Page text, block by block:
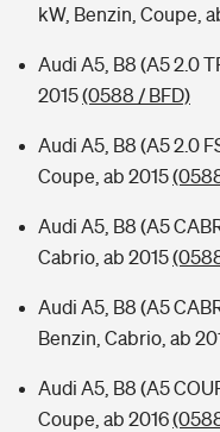
kW, Benzin, Coupe,
Audi A5, B8 (A5 2.0
2015(0588 / BFD)
Audi A5, B8 (A5 2.0
Coupe, ab 2015
Audi A5, B8 (A5
Cabrio, ab 2015
Audi A5, B8 (A5
Benzin, Cabrio, ab
Audi A5, B8 (A5
Coupe, ab 2016